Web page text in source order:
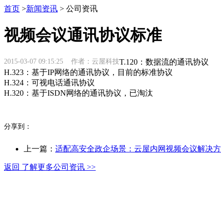
首页 >新闻资讯 > 公司资讯
视频会议通讯协议标准
2015-03-07 09:15:25 作者：云屋科技T.120：数据流的通讯协议
H.323：基于IP网络的通讯协议，目前的标准协议
H.324：可视电话通讯协议
H.320：基于ISDN网络的通讯协议，已淘汰
分享到：
上一篇： 适配高安全政企场景：云屋内网视频会议解决
返回 了解更多公司资讯 >>